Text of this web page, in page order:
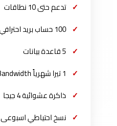
تدعم حتى 10 نطاقات
100 حساب بريد احترافي
5 قاعدة بيانات
1 تيرا شهرياً Bandwidth
ذاكرة عشوائية 4 جيجا
نسخ احتياطي اسبوعى